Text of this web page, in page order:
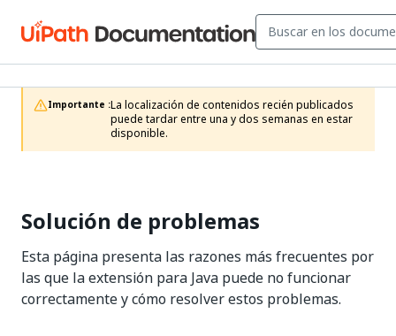
Importante :La localización de contenidos recién publicados
puede tardar entre una y dos semanas en estar
disponible.
Solución de problemas
Esta página presenta las razones más frecuentes por
las que la extensión para Java puede no funcionar
correctamente y cómo resolver estos problemas.